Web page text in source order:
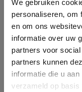
We gebruiken
personaliseren, om
en om ons
informatie over uw
partners voor
partners kunnen
informatie die u
verzameld op
Deze
gebruik te